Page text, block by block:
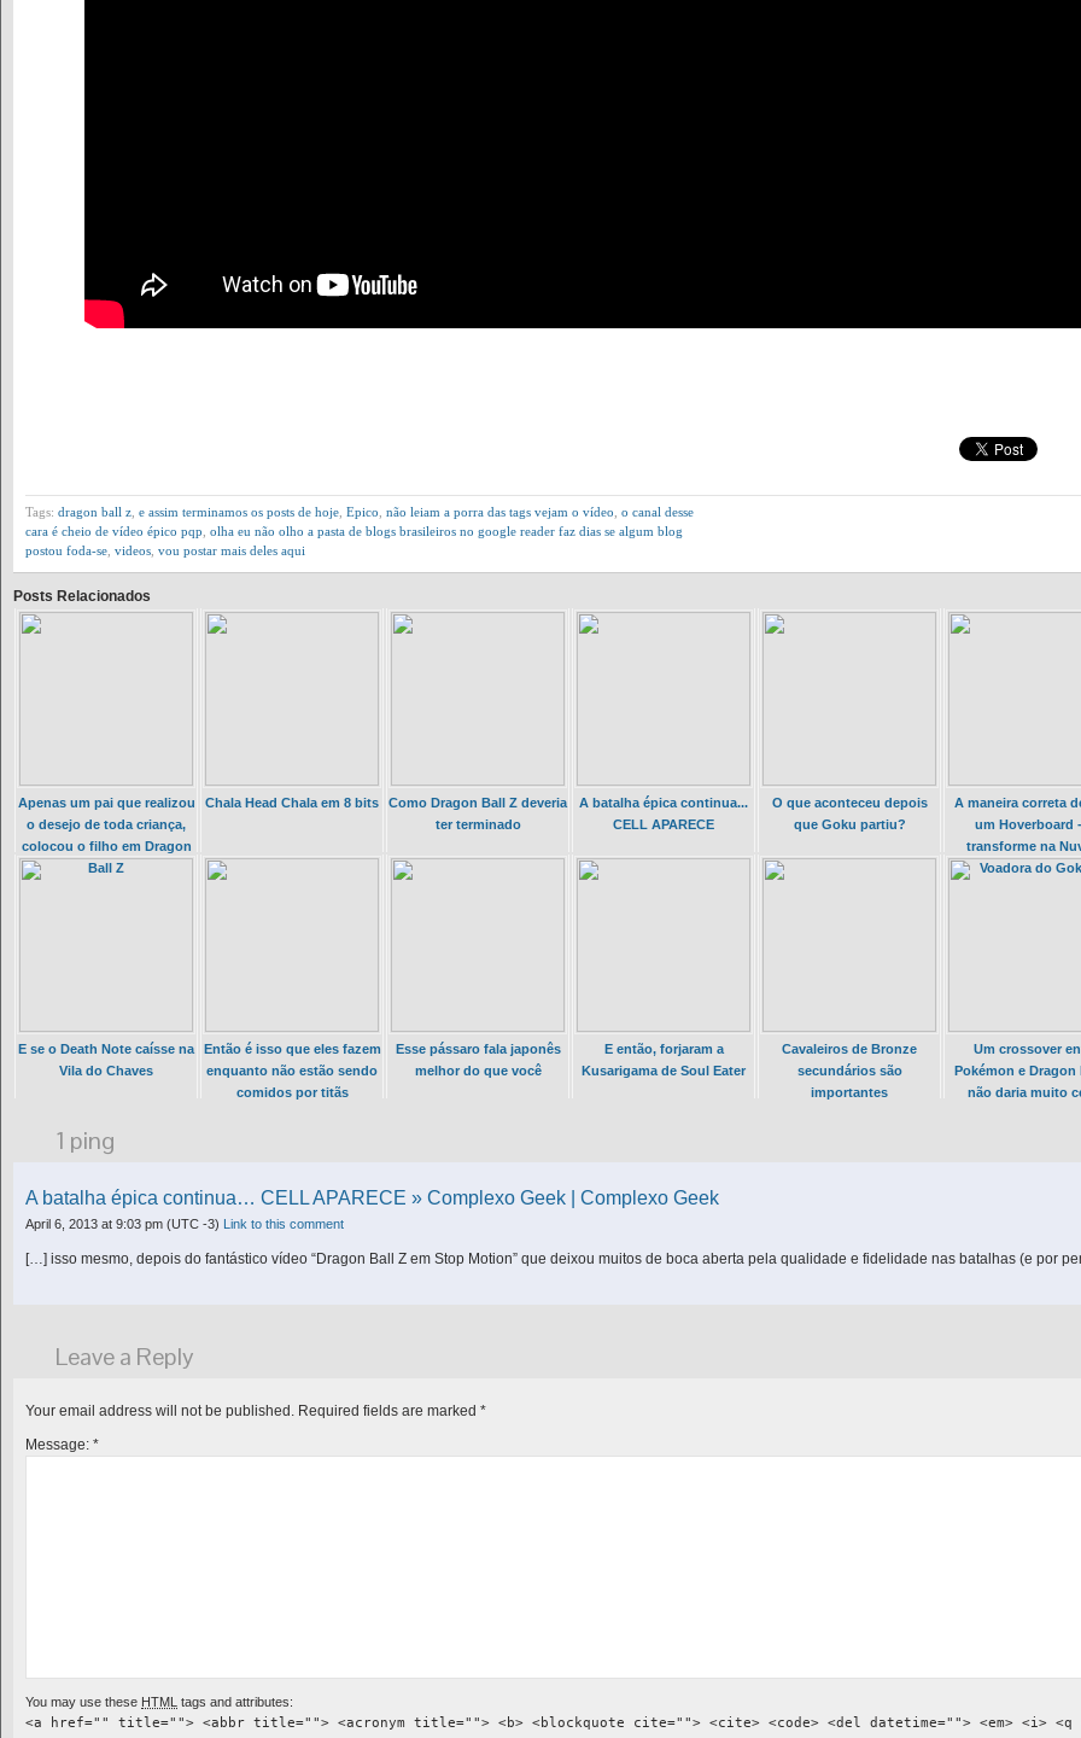
Tags: dragon ball z e assim terminamos os posts de hoje Epico não leiam a porra das tags vejam o vídeo o canal desse
cara é cheio de vídeo épico pqp olha eu não olho a pasta de blogs brasileiros no google reader faz dias se algum blog
postou foda-se videos vou postar mais deles aqui
Posts Relacionados
Apenas um pai que realizou
o desejo de toda criança,
colocou o filho em Dragon
Ball Z
Chala Head Chala em 8 bits
Como Dragon Ball Z deveria
ter terminado
A batalha épica continua...
CELL APARECE
O que aconteceu depois
que Goku partiu?
A maneira correta
um Hoverboard
transforme na
Voadora do
E se o Death Note caísse na
Vila do Chaves
Então é isso que eles fazem
enquanto não estão sendo
comidos por titãs
Esse pássaro fala japonês
melhor do que você
E então, forjaram a
Kusarigama de Soul Eater
Cavaleiros de Bronze
secundários são
importantes
Um crossover
Pokémon e Dragon
não daria muito
1 ping
A batalha épica continua… CELL APARECE » Complexo Geek | Complexo Geek
April 6, 2013 at 9:03 pm (UTC -3) Link to this comment
[…] isso mesmo, depois do fantástico vídeo “Dragon Ball Z em Stop Motion” que deixou muitos de boca aberta pela qualidade e fidelidade nas batalhas (e por
Leave a Reply
Your email address will not be published. Required fields are marked *
Message: *
You may use these HTML tags and attributes:
<a href="" title=""> <abbr title=""> <acronym title=""> <b> <blockquote cite=""> <cite> <code> <del datetime=""> <em> <i>